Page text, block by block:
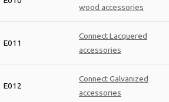
wood accessories
E011
Connect Lacquered
accessories
E012
Connect Galvanized
accessories